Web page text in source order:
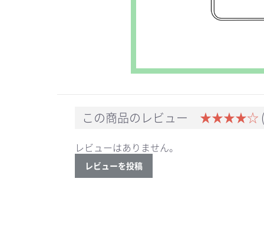
この商品のレビュー ★★★★☆
レビューはありません。
レビューを投稿